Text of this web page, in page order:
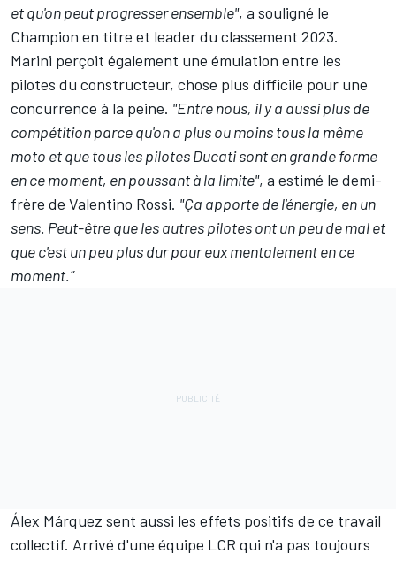
et qu'on peut progresser ensemble", a souligné le
Champion en titre et leader du classement 2023.
Marini perçoit également une émulation entre les
pilotes du constructeur, chose plus difficile pour une
concurrence à la peine. "Entre nous, il y a aussi plus de
compétition parce qu'on a plus ou moins tous la même
moto et que tous les pilotes Ducati sont en grande forme
en ce moment, en poussant à la limite", a estimé le demi-
frère de Valentino Rossi. "Ça apporte de l'énergie, en un
sens. Peut-être que les autres pilotes ont un peu de mal et
que c'est un peu plus dur pour eux mentalement en ce
moment.”
Álex Márquez sent aussi les effets positifs de ce travail
collectif. Arrivé d'une équipe LCR qui n'a pas toujours